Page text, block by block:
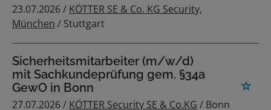
23.07.2026 / KÖTTER SE & Co. KG Security,
München / Stuttgart
Sicherheitsmitarbeiter (m/w/d)
mit Sachkundeprüfung gem. §34a
GewO in Bonn
27.07.2026 / KÖTTER Security SE & Co.KG / Bonn